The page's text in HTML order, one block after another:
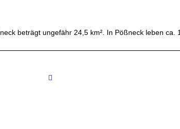
beträgt ungefähr 24,5 km². In Pößneck leben ca.